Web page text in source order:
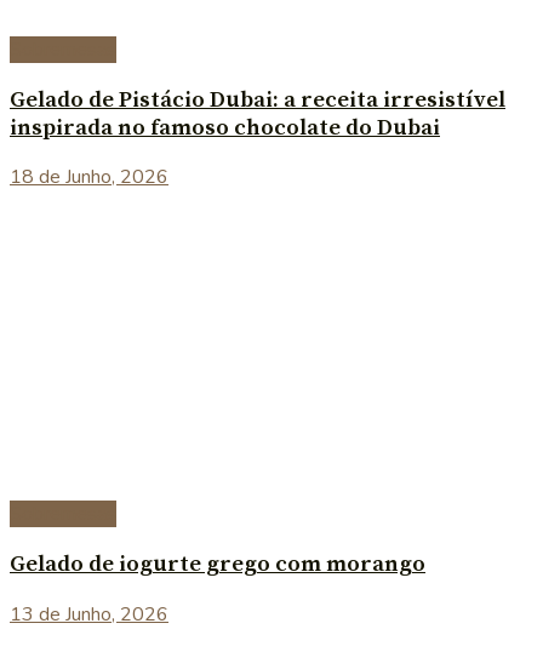
Gelado de Pistácio Dubai: a receita irresistível
inspirada no famoso chocolate do Dubai
18 de Junho, 2026
Gelado de iogurte grego com morango
13 de Junho, 2026